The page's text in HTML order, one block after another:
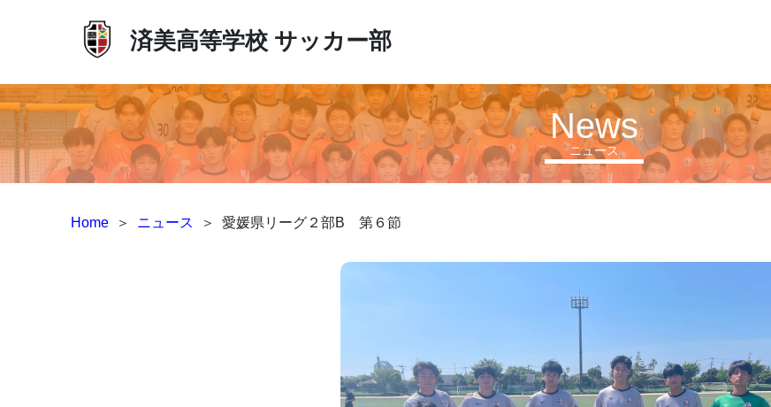
済美高等学校 サッカー部
ニュース
News
Home ＞ ニュース ＞ 愛媛県リーグ２部B 第６節